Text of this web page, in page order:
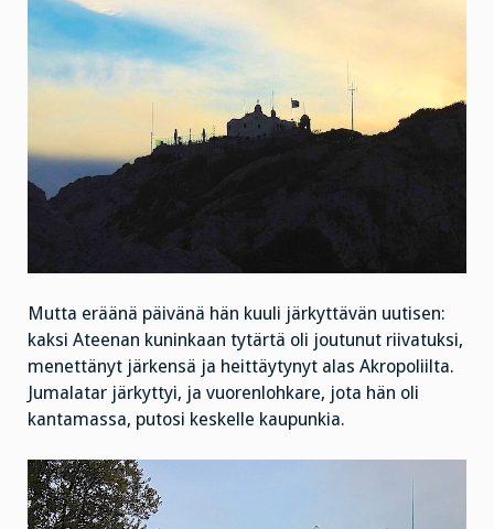
Mutta eräänä päivänä hän kuuli järkyttävän uutisen:
kaksi Ateenan kuninkaan tytärtä oli joutunut riivatuksi,
menettänyt järkensä ja heittäytynyt alas Akropoliilta.
Jumalatar järkyttyi, ja vuorenlohkare, jota hän oli
kantamassa, putosi keskelle kaupunkia.